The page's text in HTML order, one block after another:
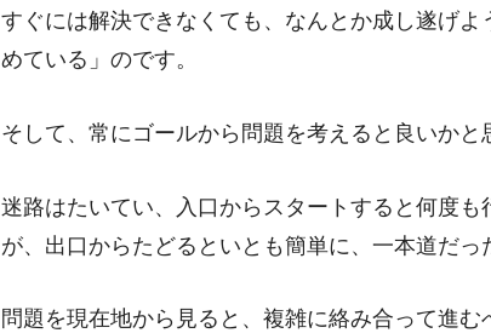
すぐには解決できなくても、なんとか成し遂げ
めている」のです。
そして、常にゴールから問題を考えると良いかと
迷路はたいてい、入口からスタートすると何度
が、出口からたどるといとも簡単に、一本道だっ
問題を現在地から見ると、複雑に絡み合って進